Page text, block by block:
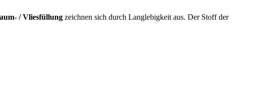
/ Vliesfüllung zeichnen sich durch Langlebigkeit aus. Der Stoff der